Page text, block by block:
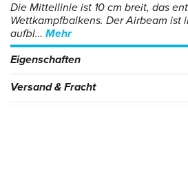
Die Mittellinie ist 10 cm breit, das
Wettkampfbalkens. Der Airbeam ist
aufbl… Mehr
Eigenschaften
Versand & Fracht